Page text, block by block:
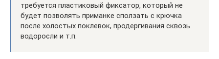
требуется пластиковый фиксатор, который не
будет позволять приманке сползать с крючка
после холостых поклевок, продергивания сквозь
водоросли и т.п.